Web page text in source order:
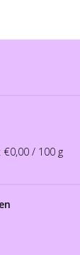
/ 100 g